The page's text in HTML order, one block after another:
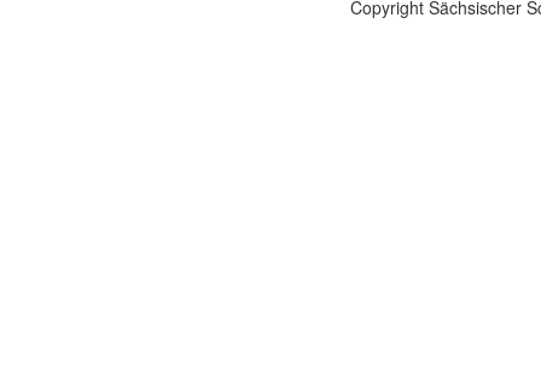
Copyright Sächsischer